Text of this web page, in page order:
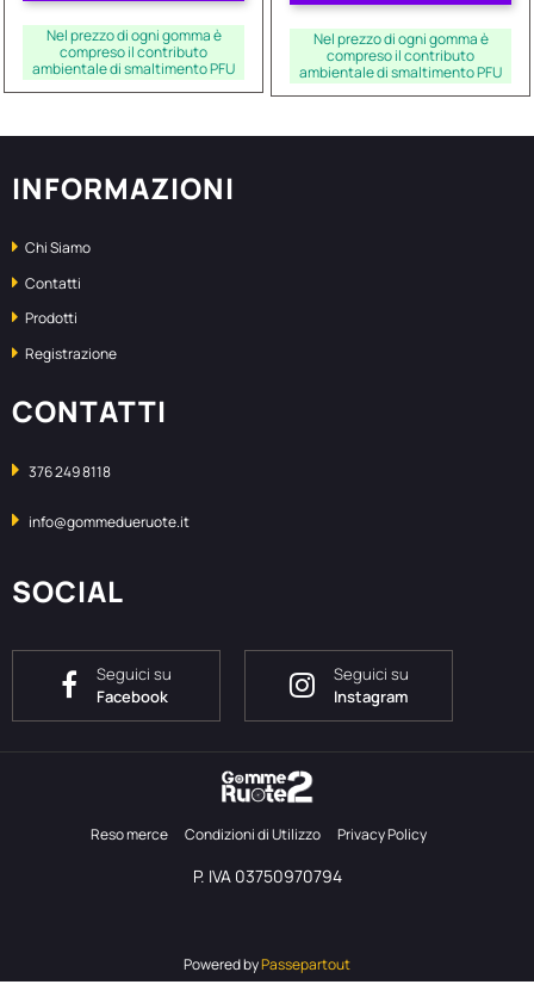
Nel prezzo di ogni gomma è
compreso il contributo
ambientale di smaltimento PFU
Nel prezzo di ogni gomma è
compreso il contributo
ambientale di smaltimento PFU
INFORMAZIONI
Chi Siamo
Contatti
Prodotti
Registrazione
CONTATTI
376 249 8118
info@gommedueruote.it
SOCIAL
Seguici su
Facebook
Seguici su
Instagram
Reso merce Condizioni di Utilizzo Privacy Policy
P. IVA 03750970794
Powered byPassepartout